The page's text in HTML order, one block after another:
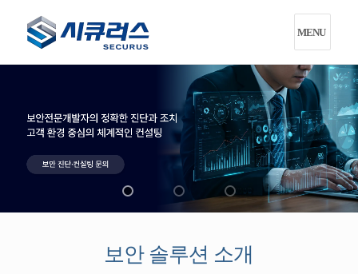
MENU
보안 솔루션 소개